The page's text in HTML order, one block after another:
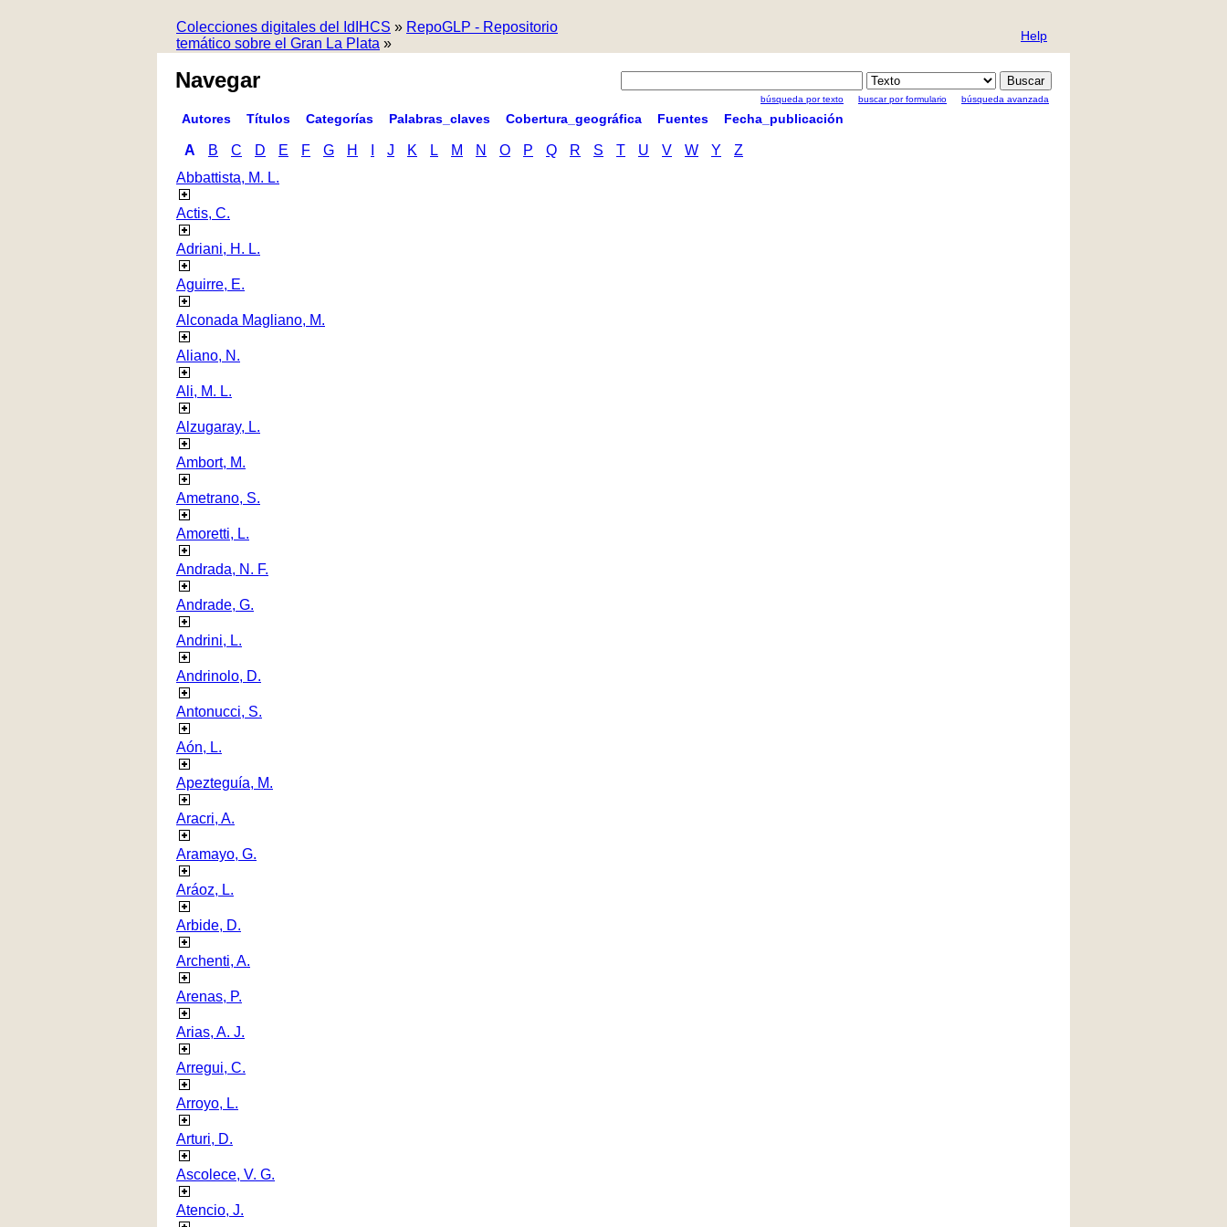
Colecciones digitales del IdIHCS » RepoGLP - Repositorio
temático sobre el Gran La Plata » Help
Navegar
búsqueda por texto buscar por formulario búsqueda avanzada
Autores Títulos Categorías Palabras_claves Cobertura_geográfica Fuentes Fecha_publicación
A B C D E F G H J K L M N O P Q R S T U V W Y
Z
Abbattista, M. L.
Actis, C.
Adriani, H. L.
Aguirre, E.
Alconada Magliano, M.
Aliano, N.
Ali, M. L.
Alzugaray, L.
Ambort, M.
Ametrano, S.
Amoretti, L.
Andrada, N. F.
Andrade, G.
Andrini, L.
Andrinolo, D.
Antonucci, S.
Aón, L.
Apezteguía, M.
Aracri, A.
Aramayo, G.
Aráoz, L.
Arbide, D.
Archenti, A.
Arenas, P.
Arias, A. J.
Arregui, C.
Arroyo, L.
Arturi, D.
Ascolece, V. G.
Atencio, J.